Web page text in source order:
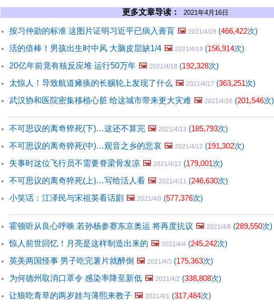
更多文章导读： 2021年4月16日
按习仲勋的标准 这图片证明习近平已病入膏肓 🖼️ 2021/4/19 (466,422次)
活的倍棒！男孩出生时中风 大脑皮层缺1/4 🖼️ 2021/4/19 (156,914次)
20亿年前竟有核反应堆 运行50万年 🖼️ 2021/4/18 (192,328次)
太惊人！导致航道瘫痪的长赐轮上发现了什么 🖼️ 2021/4/17 (363,251次)
武汉协和医院密集移植心脏 给这城市带来更大灾难 🖼️ 2021/4/16 (201,546次)
不可思议的离奇猝死(下)…这还不算完 🖼️ 2021/4/13 (185,793次)
不可思议的离奇猝死(中)…观音之乡的悲哀 🖼️ 2021/4/12 (191,302次)
失事时这位飞行员不需要脊梁骨发凉 🖼️ 2021/4/12 (179,001次)
不可思议的离奇猝死(上)…写给活人看 🖼️ 2021/4/11 (246,630次)
小笑话：江泽民与宋祖英看话剧 🖼️ 2021/4/9 (577,376次)
霍顿听从良心呼唤 若孙杨参赛东京奥运 将再度抗议 🖼️ 2021/4/8 (289,550次)
惊人前世回忆！月亮是这样制造出来的 🖼️ 2021/4/4 (245,242次)
英美两国怪事 男子吃完薯片就醉倒 🖼️ 2021/4/3 (175,363次)
为何德州取消口罩令 感染率降至新低 🖼️ 2021/4/2 (338,808次)
让狼吃青草的两岁娃与薄熙来教子 🖼️ 2021/4/1 (317,484次)